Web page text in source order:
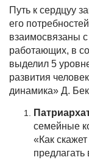
Путь к сердцуу
его
взаимосвязаны
работающих, в
выделил 5
развития
динамика» Д.
семейные
«Как